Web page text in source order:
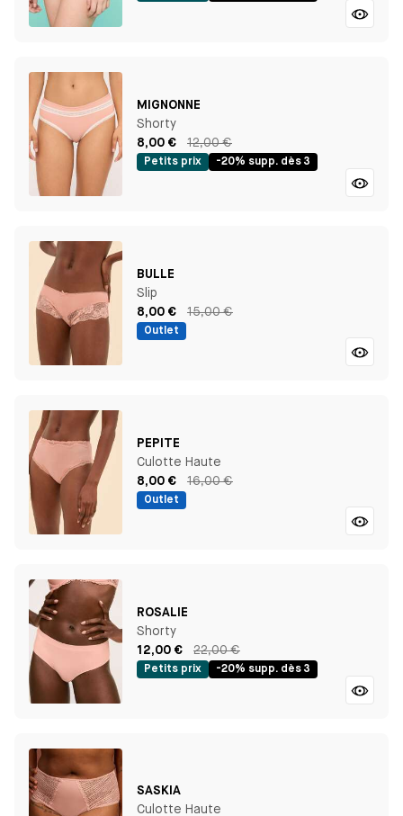
MIGNONNE
Shorty
8,00 €
12,00 €
Petits prix -20% supp. dès 3
BULLE
Slip
8,00 €
15,00 €
Outlet
PEPITE
Culotte Haute
8,00 €
16,00 €
Outlet
ROSALIE
Shorty
12,00 €
22,00 €
Petits prix -20% supp. dès 3
SASKIA
Culotte Haute